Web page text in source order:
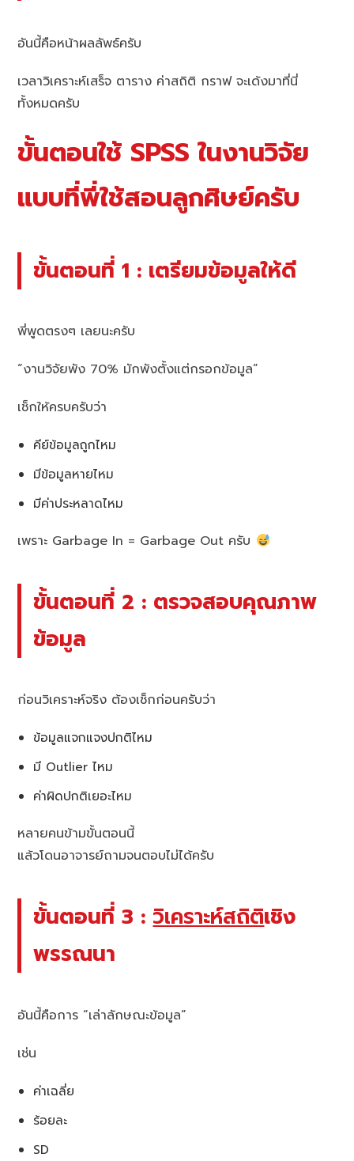
อันนี้คือหน้าผลลัพธ์ครับ
เวลาวิเคราะห์เสร็จ ตาราง ค่าสถิติ กราฟ จะเด้งมาที่นี่
ทั้งหมดครับ
ขั้นตอนใช้ SPSS ในงานวิจัย
แบบที่พี่ใช้สอนลูกศิษย์ครับ
ขั้นตอนที่ 1 : เตรียมข้อมูลให้ดี
พี่พูดตรงๆ เลยนะครับ
“งานวิจัยพัง 70% มักพังตั้งแต่กรอกข้อมูล”
เช็กให้ครบครับว่า
คีย์ข้อมูลถูกไหม
มีข้อมูลหายไหม
มีค่าประหลาดไหม
เพราะ Garbage In = Garbage Out ครับ
ขั้นตอนที่ 2 : ตรวจสอบคุณภาพ
ข้อมูล
ก่อนวิเคราะห์จริง ต้องเช็กก่อนครับว่า
ข้อมูลแจกแจงปกติไหม
มี Outlier ไหม
ค่าผิดปกติเยอะไหม
หลายคนข้ามขั้นตอนนี้
แล้วโดนอาจารย์ถามจนตอบไม่ได้ครับ
ขั้นตอนที่ 3 :วิเคราะห์สถิติเชิง
พรรณนา
อันนี้คือการ “เล่าลักษณะข้อมูล”
เช่น
ค่าเฉลี่ย
ร้อยละ
SD